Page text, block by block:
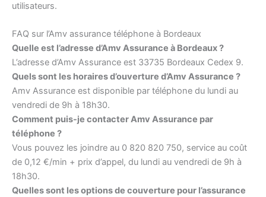
utilisateurs.
FAQ sur l’Amv assurance téléphone à Bordeaux
Quelle est l’adresse d’Amv Assurance à Bordeaux ?
L’adresse d’Amv Assurance est 33735 Bordeaux Cedex 9.
Quels sont les horaires d’ouverture d’Amv Assurance ?
Amv Assurance est disponible par téléphone du lundi au
vendredi de 9h à 18h30.
Comment puis-je contacter Amv Assurance par
téléphone ?
Vous pouvez les joindre au 0 820 820 750, service au coût
de 0,12 €/min + prix d’appel, du lundi au vendredi de 9h à
18h30.
Quelles sont les options de couverture pour l’assurance